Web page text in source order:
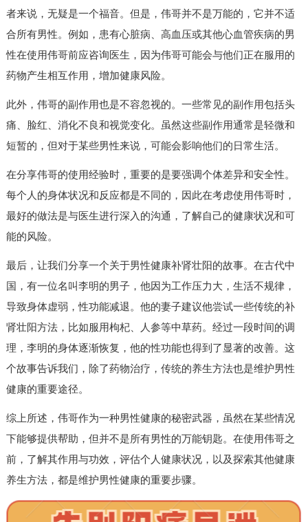
者来说，无疑是一个福音。但是，伟哥并不是万能的，它并不适
合所有男性。例如，患有心脏病、高血压或其他心血管疾病的男
性在使用伟哥前应咨询医生，因为伟哥可能会与他们正在服用的
药物产生相互作用，增加健康风险。
此外，伟哥的副作用也是不容忽视的。一些常见的副作用包括头
痛、脸红、消化不良和视觉变化。虽然这些副作用通常是轻微和
短暂的，但对于某些男性来说，可能会影响他们的日常生活。
在分享伟哥的使用经验时，重要的是要强调个体差异和安全性。
每个人的身体状况和反应都是不同的，因此在考虑使用伟哥时，
最好的做法是与医生进行深入的沟通，了解自己的健康状况和可
能的风险。
最后，让我们分享一个关于男性健康补肾壮阳的故事。在古代中
国，有一位名叫李明的男子，他因为工作压力大，生活不规律，
导致身体虚弱，性功能减退。他的妻子建议他尝试一些传统的补
肾壮阳方法，比如服用枸杞、人参等中草药。经过一段时间的调
理，李明的身体逐渐恢复，他的性功能也得到了显著的改善。这
个故事告诉我们，除了药物治疗，传统的养生方法也是维护男性
健康的重要途径。
综上所述，伟哥作为一种男性健康的秘密武器，虽然在某些情况
下能够提供帮助，但并不是所有男性的万能钥匙。在使用伟哥之
前，了解其作用与功效，评估个人健康状况，以及探索其他健康
养生方法，都是维护男性健康的重要步骤。